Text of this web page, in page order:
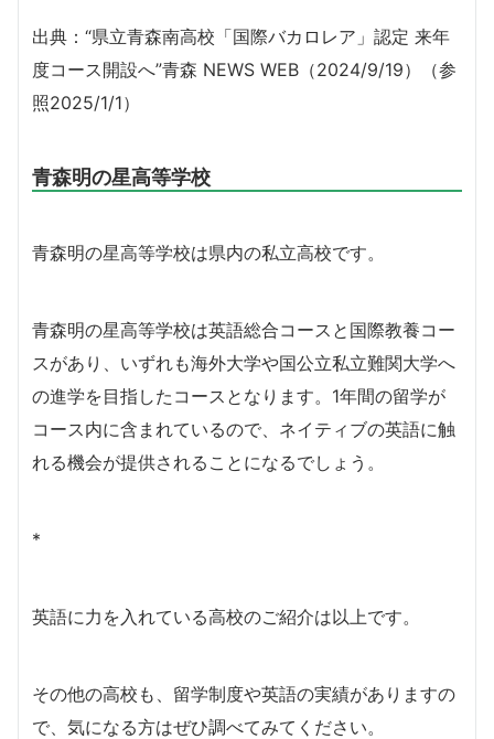
出典：“県立青森南高校「国際バカロレア」認定 来年
度コース開設へ”青森 NEWS WEB（2024/9/19）
（参
照2025/1/1）
青森明の星高等学校
青森明の星高等学校は県内の私立高校です。
青森明の星高等学校は英語総合コースと国際教養コー
スがあり、いずれも海外大学や国公立私立難関大学へ
の進学を目指したコースとなります。1年間の留学が
コース内に含まれているので、ネイティブの英語に触
れる機会が提供されることになるでしょう。
*
英語に力を入れている高校のご紹介は以上です。
その他の高校も、留学制度や英語の実績がありますの
で、気になる方はぜひ調べてみてください。